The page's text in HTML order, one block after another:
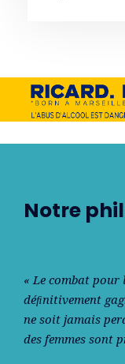
Notre
« Le combat pour
déﬁnitivement
ne soit jamais
des femmes sont